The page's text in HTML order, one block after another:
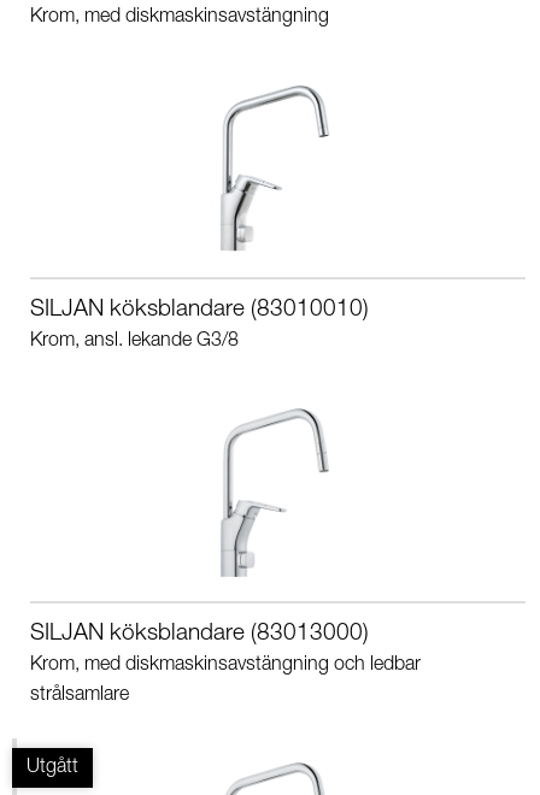
Krom, med diskmaskinsavstängning
SILJAN köksblandare (83010010)
Krom, ansl. lekande G3/8
SILJAN köksblandare (83013000)
Krom, med diskmaskinsavstängning och ledbar
strålsamlare